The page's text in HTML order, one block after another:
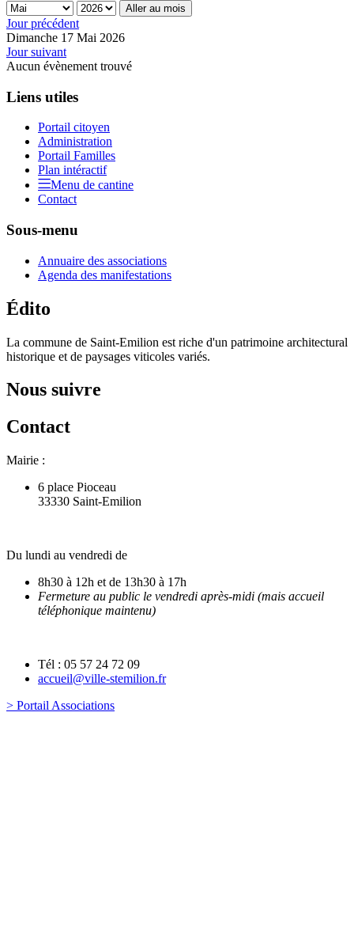
Aller au mois
Jour précédent
Dimanche 17 Mai 2026
Jour suivant
Aucun évènement trouvé
Liens utiles
Portail citoyen
Administration
Portail Familles
Plan intéractif
Menu de cantine
Contact
Sous-menu
Annuaire des associations
Agenda des manifestations
Édito
La commune de Saint-Emilion est riche d'un patrimoine architectural
historique et de paysages viticoles variés.
Nous suivre
Contact
Mairie :
6 place Pioceau
33330 Saint-Emilion
Du lundi au vendredi de
8h30 à 12h et de 13h30 à 17h
Fermeture au public le vendredi après-midi (mais accueil
téléphonique maintenu)
Tél : 05 57 24 72 09
accueil@ville-stemilion.fr
> Portail Associations